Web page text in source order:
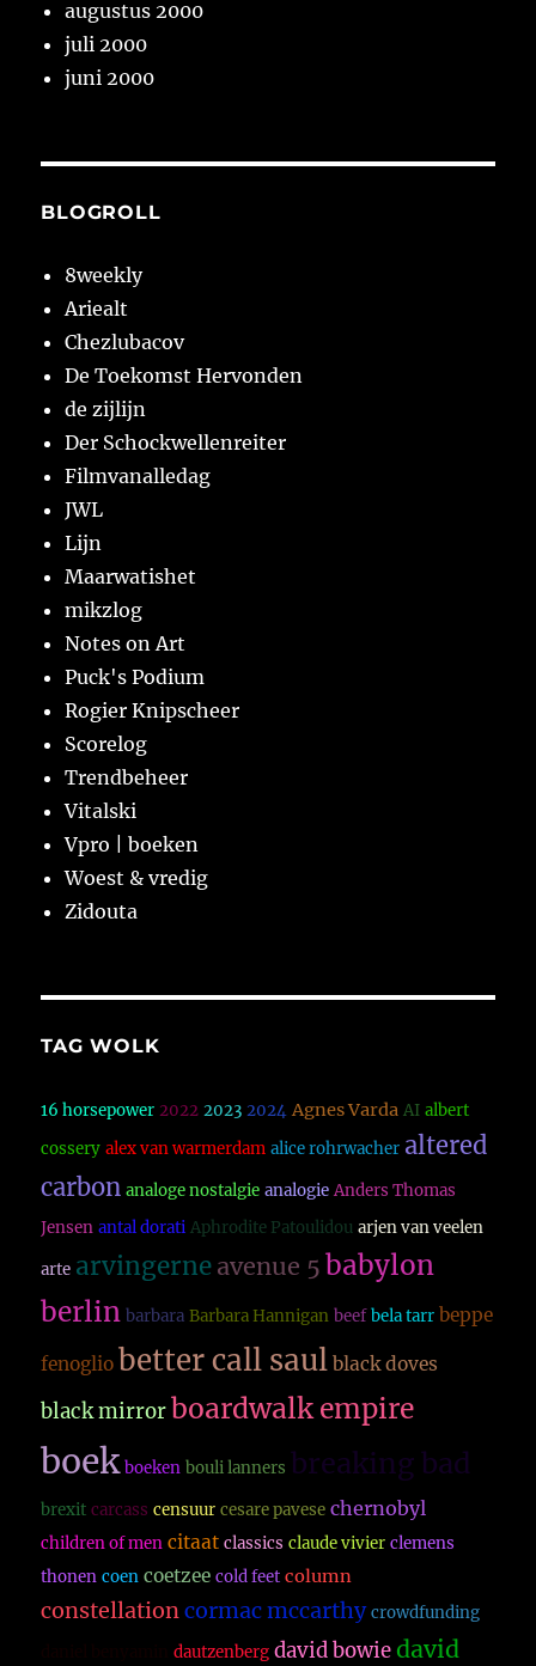
augustus 2000
juli 2000
juni 2000
BLOGROLL
8weekly
Ariealt
Chezlubacov
De Toekomst Hervonden
de zijlijn
Der Schockwellenreiter
Filmvanalledag
JWL
Lijn
Maarwatishet
mikzlog
Notes on Art
Puck's Podium
Rogier Knipscheer
Scorelog
Trendbeheer
Vitalski
Vpro | boeken
Woest & vredig
Zidouta
TAG WOLK
16 horsepower 2022 2023 2024 Agnes Varda AI albert
cossery alex van warmerdam alice rohrwacher altered
carbon analoge nostalgie analogie Anders Thomas
Jensen antal dorati Aphrodite Patoulidou arjen van veelen
arte arvingerne avenue 5 babylon
berlin barbara Barbara Hannigan beef bela tarr beppe
fenoglio better call saul black doves
black mirror boardwalk empire
boek boeken bouli lanners breaking bad
brexit carcass censuur cesare pavese chernobyl
children of men citaat classics claude vivier clemens
thonen coen coetzee cold feet column
constellationcormac mccarthy crowdfunding
dautzenberg david bowie david